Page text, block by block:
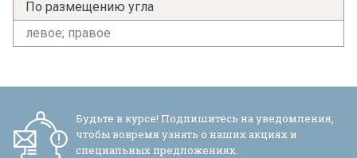
По размещению угла
левое; правое
Будьте в курсе! Подпишитесь на уведомления,
чтобы вовремя узнать о наших акциях и
специальных предложениях.